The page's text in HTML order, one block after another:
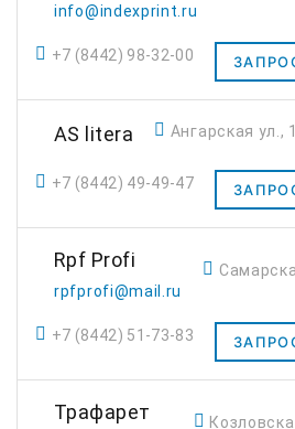
info@indexprint.ru
+7 (8442) 98-32-00
AS litera Ангарская ул.,
+7 (8442) 49-49-47
Rpf Profi
rpfprofi@mail.ru
+7 (8442) 51-73-83
Трафарет